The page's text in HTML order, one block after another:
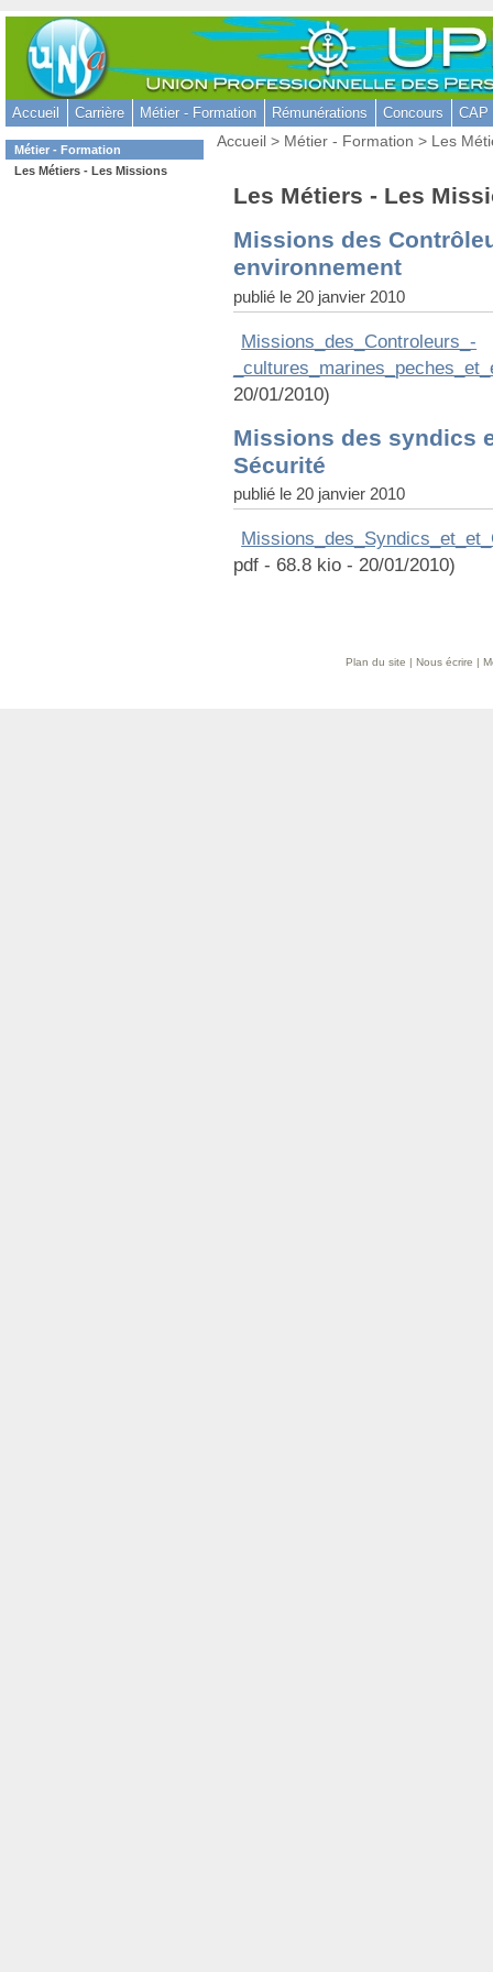
Aller
au
contenu
Aller
menu
Accueil Carrière Métier - Formation Rémunérations Concours CAP
Dans
la
rubrique
Métier - Formation
Les Métiers - Les Missions
Vous
Accueil > Métier - Formation > Les
Les Métiers - Les
Missions des
environnement
publié le 20 janvier 2010
Missions_des_Controleurs_-
20/01/2010)
Missions des syndics
Sécurité
publié le 20 janvier 2010
pdf - 68.8 kio - 20/01/2010)
Plan du site | Nous écrire |